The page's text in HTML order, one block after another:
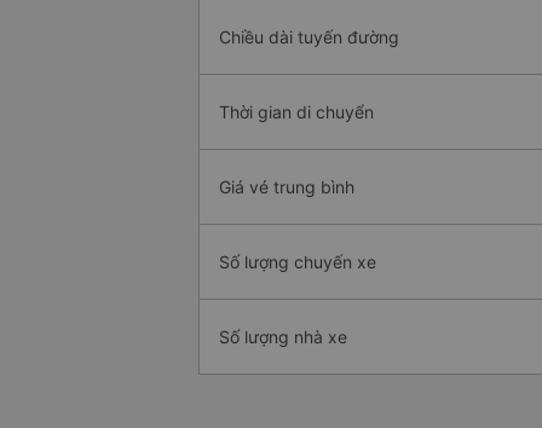
Chiều dài tuyến đường
Thời gian di chuyển
Giá vé trung bình
Số lượng chuyến xe
Số lượng nhà xe